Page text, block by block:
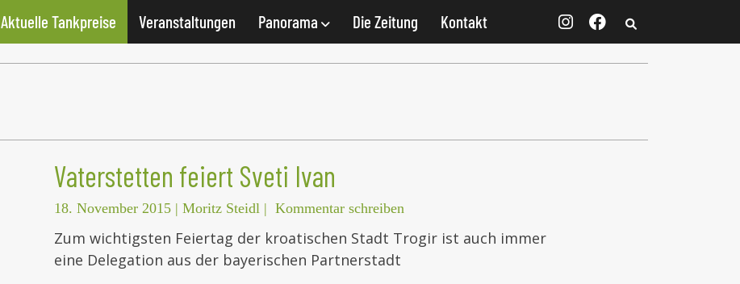
Aktuelle Tankpreise Veranstaltungen Panorama Die Zeitung Kontakt
Vaterstetten feiert Sveti Ivan
18. November 2015 | Moritz Steidl | Kommentar schreiben
Zum wichtigsten Feiertag der kroatischen Stadt Trogir ist auch immer
eine Delegation aus der bayerischen Partnerstadt